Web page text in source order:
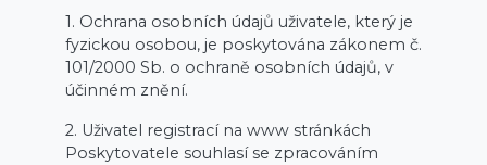
1. Ochrana osobních údajů uživatele, který je
fyzickou osobou, je poskytována zákonem č.
101/2000 Sb. o ochraně osobních údajů, v
účinném znění.
2. Uživatel registrací na www stránkách
Poskytovatele souhlasí se zpracováním